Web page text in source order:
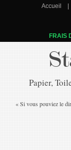
Accueil
FRAIS
Papier,
« Si vous pouviez le